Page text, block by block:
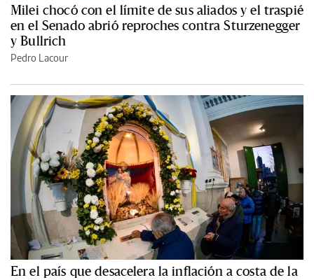
Milei chocó con el límite de sus aliados y el traspié
en el Senado abrió reproches contra Sturzenegger
y Bullrich
Pedro Lacour
En el país que desacelera la inflación a costa de la